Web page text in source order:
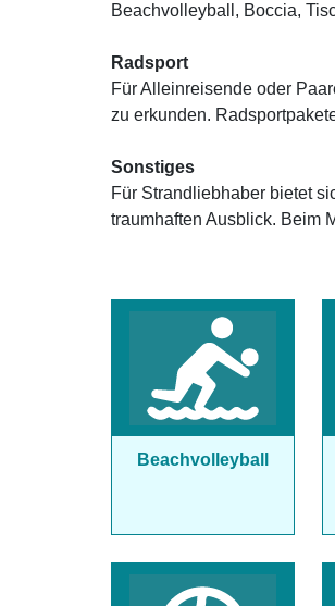
Beachvolleyball, Boccia,
Radsport
Für Alleinreisende oder
zu erkunden.
Sonstiges
Für Strandliebhaber bietet
traumhaften Ausblick. Beim
Beachvolleyball